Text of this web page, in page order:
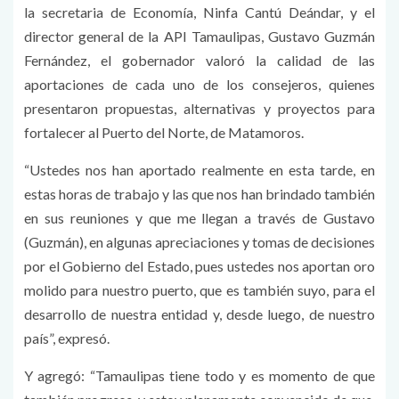
la secretaria de Economía, Ninfa Cantú Deándar, y el
director general de la API Tamaulipas, Gustavo Guzmán
Fernández, el gobernador valoró la calidad de las
aportaciones de cada uno de los consejeros, quienes
presentaron propuestas, alternativas y proyectos para
fortalecer al Puerto del Norte, de Matamoros.
“Ustedes nos han aportado realmente en esta tarde, en
estas horas de trabajo y las que nos han brindado también
en sus reuniones y que me llegan a través de Gustavo
(Guzmán), en algunas apreciaciones y tomas de decisiones
por el Gobierno del Estado, pues ustedes nos aportan oro
molido para nuestro puerto, que es también suyo, para el
desarrollo de nuestra entidad y, desde luego, de nuestro
país”, expresó.
Y agregó: “Tamaulipas tiene todo y es momento de que